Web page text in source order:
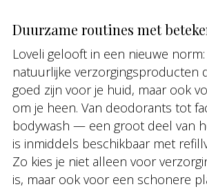
Duurzame routines met
Loveli gelooft in een nieuwe norm:
natuurlijke verzorgingsproducten
goed zijn voor je huid, maar ook
om je heen. Van deodorants tot
bodywash — een groot deel van
is inmiddels beschikbaar met
Zo kies je niet alleen voor
is, maar ook voor een schonere